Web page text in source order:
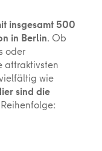
insgesamt 500
in Berlin. Ob
oder
attraktivsten
wie
sind die